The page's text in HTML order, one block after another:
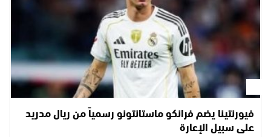
فيورنتينا يضم فرانكو ماستانتونو رسمياً من ريال مدريد
على سبيل الإعارة